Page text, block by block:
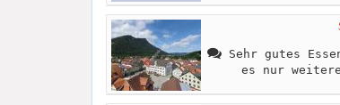
Sehr gutes
es nur